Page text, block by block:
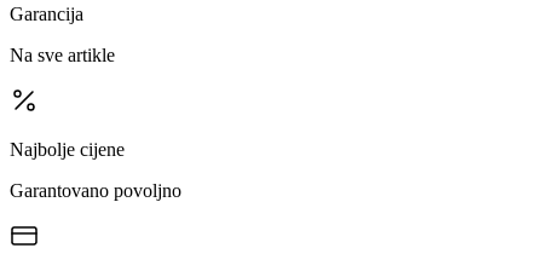
Garancija
Na sve artikle
Najbolje cijene
Garantovano povoljno